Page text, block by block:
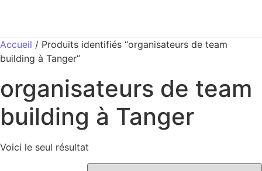
Accueil / Produits identifiés “organisateurs de team
building à Tanger”
organisateurs de team
building à Tanger
Voici le seul résultat